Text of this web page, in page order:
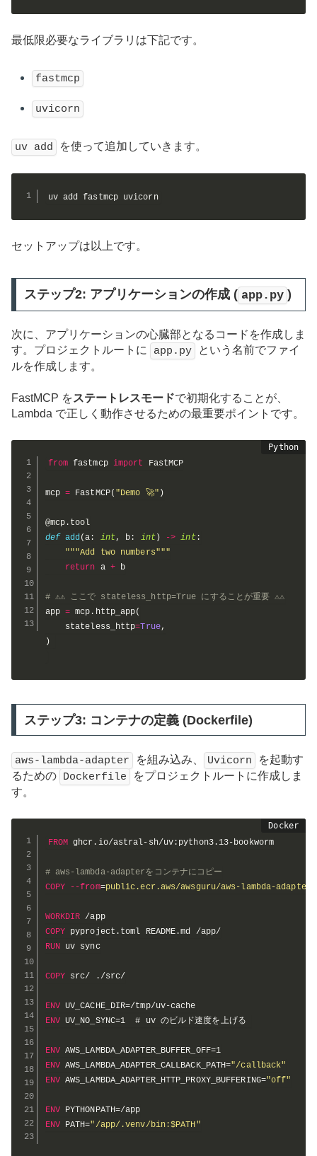
最低限必要なライブラリは下記です。
fastmcp
uvicorn
uv add を使って追加していきます。
uv add fastmcp uvicorn
セットアップは以上です。
ステップ2: アプリケーションの作成 ( app.py )
次に、アプリケーションの心臓部となるコードを作成しま
す。プロジェクトルートに
app.py
という名前でファイ
ルを作成します。
FastMCP をステートレスモードで初期化することが、
Lambda で正しく動作させるための最重要ポイントです。
from fastmcp import FastMCP
mcp = FastMCP( "Demo 🚀" )
@mcp. tool
def add(a : int, b : int) -> int:
"""Add two numbers"""
return a + b
# ⚠️⚠️ ここで stateless_http=True にすることが重要 ⚠️⚠️
app = mcp . http_app(
    stateless_http
=True,
)
ステップ3: コンテナの定義 (Dockerfile)
aws-lambda-adapter を組み込み、 Uvicorn
を起動す
るための Dockerfile
をプロジェクトルートに作成しま
す。
FROM ghcr.io/astral-sh/uv:python3.13-bookworm
# aws-lambda-adapterをコンテナにコピー
COPY
--from=public.ecr.aws/awsguru/aws-lambda-
WORKDIR /app
COPY pyproject.toml README.md /app/
RUN uv sync
COPY src/ ./src/
ENV UV_CACHE_DIR=/tmp/uv-cache
ENV UV_NO_SYNC=1  # uv のビルド速度を上げる
ENV AWS_LAMBDA_ADAPTER_BUFFER_OFF=1
ENV AWS_LAMBDA_ADAPTER_CALLBACK_PATH="/callback"
ENV AWS_LAMBDA_ADAPTER_HTTP_PROXY_BUFFERING="off"
ENV PYTHONPATH=/app
ENV PATH="/app/.venv/bin:$PATH"